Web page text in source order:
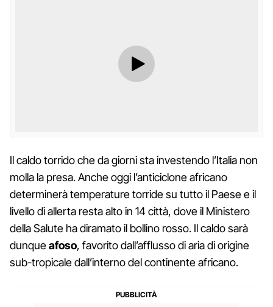
Il caldo torrido che da giorni sta investendo l’Italia non
molla la presa. Anche oggi l’anticiclone africano
determinerà temperature torride su tutto il Paese e il
livello di allerta resta alto in 14 città, dove il Ministero
della Salute ha diramato il bollino rosso. Il caldo sarà
dunqueafoso, favorito dall’afflusso di aria di origine
sub-tropicale dall’interno del continente africano.